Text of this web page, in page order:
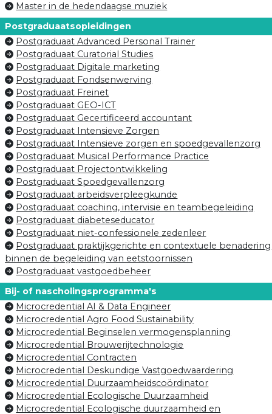
Master in de hedendaagse muziek
Postgraduaatsopleidingen
Postgraduaat Advanced Personal Trainer
Postgraduaat Curatorial Studies
Postgraduaat Digitale marketing
Postgraduaat Fondsenwerving
Postgraduaat Freinet
Postgraduaat GEO-ICT
Postgraduaat Gecertificeerd accountant
Postgraduaat Intensieve Zorgen
Postgraduaat Intensieve zorgen en spoedgevallenzorg
Postgraduaat Musical Performance Practice
Postgraduaat Projectontwikkeling
Postgraduaat Spoedgevallenzorg
Postgraduaat arbeidsverpleegkunde
Postgraduaat coaching, intervisie en teambegeleiding
Postgraduaat diabeteseducator
Postgraduaat niet-confessionele zedenleer
Postgraduaat praktijkgerichte en contextuele benadering
binnen de begeleiding van eetstoornissen
Postgraduaat vastgoedbeheer
Bij- of nascholingsprogramma's
Microcredential AI & Data Engineer
Microcredential Agro Food Sustainability
Microcredential Beginselen vermogensplanning
Microcredential Brouwerijtechnologie
Microcredential Contracten
Microcredential Deskundige Vastgoedwaardering
Microcredential Duurzaamheidscoördinator
Microcredential Ecologische Duurzaamheid
Microcredential Ecologische duurzaamheid en